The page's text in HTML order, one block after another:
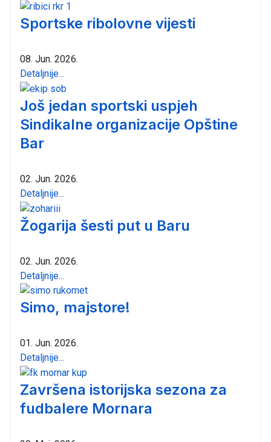
Sportske ribolovne vijesti
08. Jun. 2026.
Detaljnije...
Još jedan sportski uspjeh
Sindikalne organizacije Opštine
Bar
02. Jun. 2026.
Detaljnije...
Žogarija šesti put u Baru
02. Jun. 2026.
Detaljnije...
Simo, majstore!
01. Jun. 2026.
Detaljnije...
Završena istorijska sezona za
fudbalere Mornara